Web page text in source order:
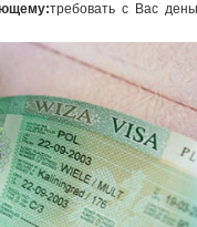
требовать с Вас